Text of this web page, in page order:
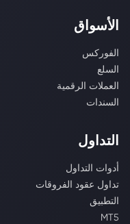
الأسواق
الفوركس
السلع
العملات الرقمية
السندات
التداول
أدوات التداول
تداول عقود الفروقات
التطبيق
MT5